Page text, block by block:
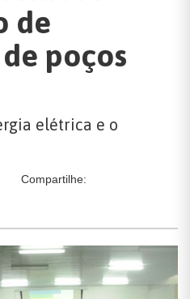
de
poços
elétrica e o
Compartilhe: